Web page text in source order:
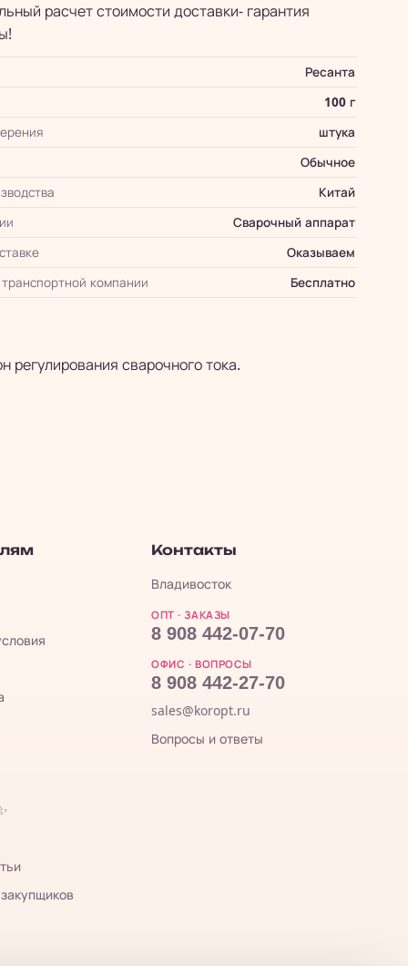
расчет стоимости доставки- гарантия
Ресанта
100 г
штука
Обычное
Китай
Сварочный аппарат
Оказываем
компании
Бесплатно
сварочного тока.
Контакты
Владивосток
ОПТ · ЗАКАЗЫ
8 908 442-07-70
ОФИС · ВОПРОСЫ
8 908 442-27-70
sales@koropt.ru
Вопросы и ответы